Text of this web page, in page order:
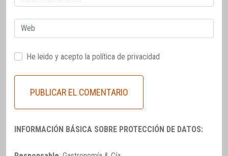
electrónico
Web
He leido y acepto la política de privacidad
INFORMACIÓN BÁSICA SOBRE PROTECCIÓN DE DATOS: